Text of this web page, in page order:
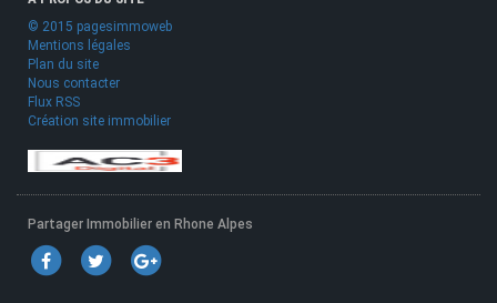
© 2015 pagesimmoweb
Mentions légales
Plan du site
Nous contacter
Flux RSS
Création site immobilier
Partager Immobilier en Rhone Alpes